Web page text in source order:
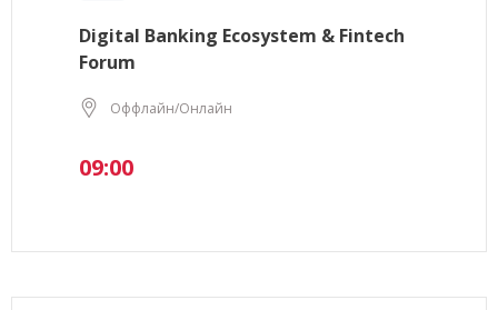
Digital Banking Ecosystem & Fintech
Forum
Оффлайн/Онлайн
09:00